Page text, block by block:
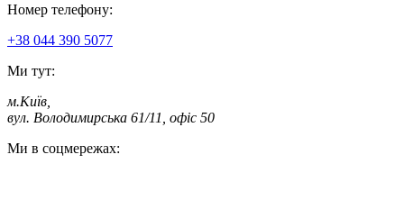
Номер телефону:
+38 044 390 5077
Ми тут:
м.Київ
вул. Володимирська 61/11, офіс 50
Ми в соцмережах: